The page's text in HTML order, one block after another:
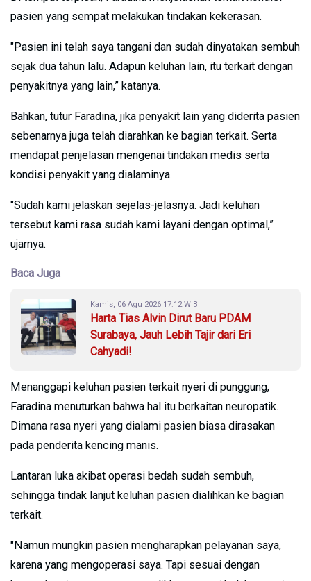
pasien yang sempat melakukan tindakan kekerasan.
"Pasien ini telah saya tangani dan sudah dinyatakan sembuh
sejak dua tahun lalu. Adapun keluhan lain, itu terkait dengan
penyakitnya yang lain,” katanya.
Bahkan, tutur Faradina, jika penyakit lain yang diderita pasien
sebenarnya juga telah diarahkan ke bagian terkait. Serta
mendapat penjelasan mengenai tindakan medis serta
kondisi penyakit yang dialaminya.
"Sudah kami jelaskan sejelas-jelasnya. Jadi keluhan
tersebut kami rasa sudah kami layani dengan optimal,”
ujarnya.
Baca Juga
Kamis, 06 Agu 2026 17:12 WIB
Harta Tias Alvin Dirut Baru PDAM
Surabaya, Jauh Lebih Tajir dari Eri
Cahyadi!
Menanggapi keluhan pasien terkait nyeri di punggung,
Faradina menuturkan bahwa hal itu berkaitan neuropatik.
Dimana rasa nyeri yang dialami pasien biasa dirasakan
pada penderita kencing manis.
Lantaran luka akibat operasi bedah sudah sembuh,
sehingga tindak lanjut keluhan pasien dialihkan ke bagian
terkait.
"Namun mungkin pasien mengharapkan pelayanan saya,
karena yang mengoperasi saya. Tapi sesuai dengan